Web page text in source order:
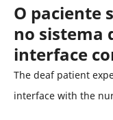
O paciente
no sistema
interface
The deaf patient
interface with the